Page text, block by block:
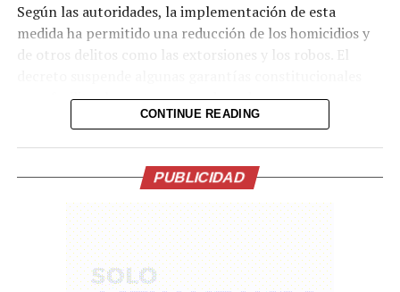
Comparte esto:
Facebook
Me gusta esto:
Según las autoridades, la implementación de esta
medida ha permitido una reducción de los homicidios y
de otros delitos como las extorsiones y los robos. El
para facilitar la captura y condena de estructuras
administración del presidente Nayib Bukele, el 1 de junio
de 2019, el país ha registrado 1,288 días sin homicidios,
en el marco de una disminución sostenida de los hechos
delictivos.
En lo que va de 2026, las estadísticas oficiales reflejan
CONTINUE READING
PUBLICIDAD